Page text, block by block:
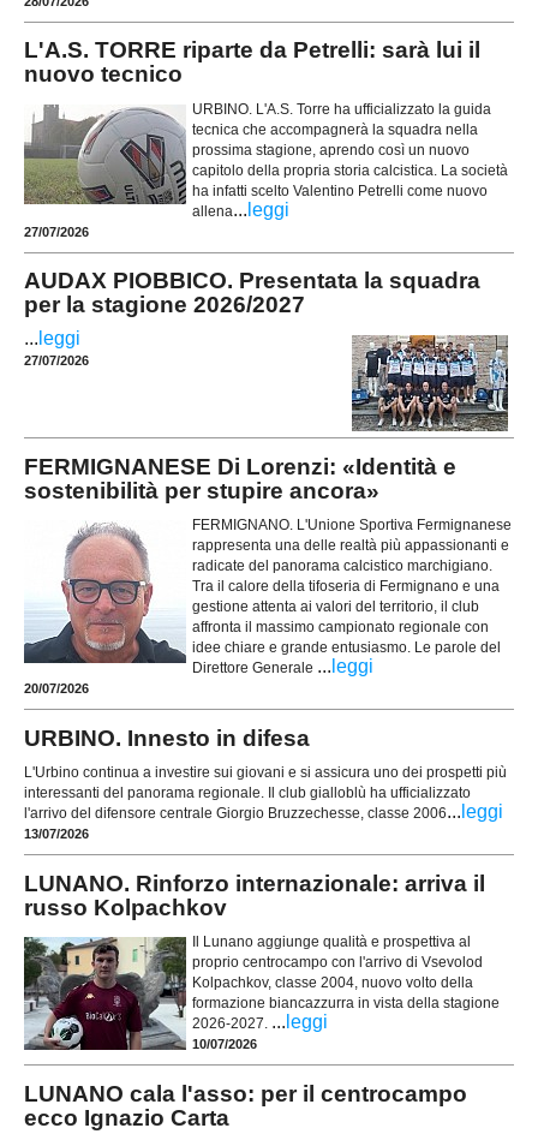
L'A.S. TORRE riparte da Petrelli: sarà lui il
nuovo tecnico
URBINO. L'A.S. Torre ha ufficializzato la guida
tecnica che accompagnerà la squadra nella
prossima stagione, aprendo così un nuovo
capitolo della propria storia calcistica. La società
ha infatti scelto Valentino Petrelli come nuovo
allena... leggi
27/07/2026
AUDAX PIOBBICO. Presentata la squadra
per la stagione 2026/2027
... leggi
27/07/2026
FERMIGNANESE Di Lorenzi: «Identità e
sostenibilità per stupire ancora»
FERMIGNANO. L'Unione Sportiva Fermignanese
rappresenta una delle realtà più appassionanti e
radicate del panorama calcistico marchigiano.
Tra il calore della tifoseria di Fermignano e una
gestione attenta ai valori del territorio, il club
affronta il massimo campionato regionale con
idee chiare e grande entusiasmo. Le parole del
Direttore Generale ... leggi
20/07/2026
URBINO. Innesto in difesa
L'Urbino continua a investire sui giovani e si assicura uno dei prospetti più
interessanti del panorama regionale. Il club gialloblù ha ufficializzato
l'arrivo del difensore centrale Giorgio Bruzzechesse, classe 2006... leggi
13/07/2026
LUNANO. Rinforzo internazionale: arriva il
russo Kolpachkov
Il Lunano aggiunge qualità e prospettiva al
proprio centrocampo con l'arrivo di Vsevolod
Kolpachkov, classe 2004, nuovo volto della
formazione biancazzurra in vista della stagione
2026-2027. ... leggi
10/07/2026
LUNANO cala l'asso: per il centrocampo
ecco Ignazio Carta